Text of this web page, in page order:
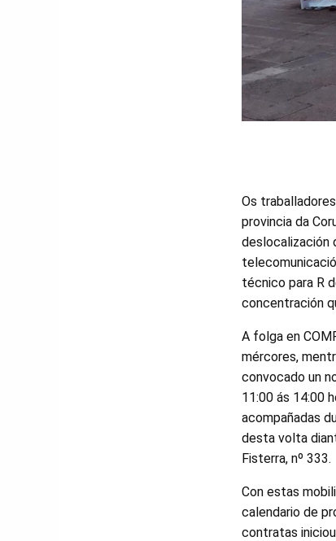
Os
provincia da
deslocalización
técnico para R
concentración
A folga en
mércores,
convocado un
11:00 ás 14:00
acompañadas
desta volta
Fisterra, nº 333.
Con estas
calendario de
contratas